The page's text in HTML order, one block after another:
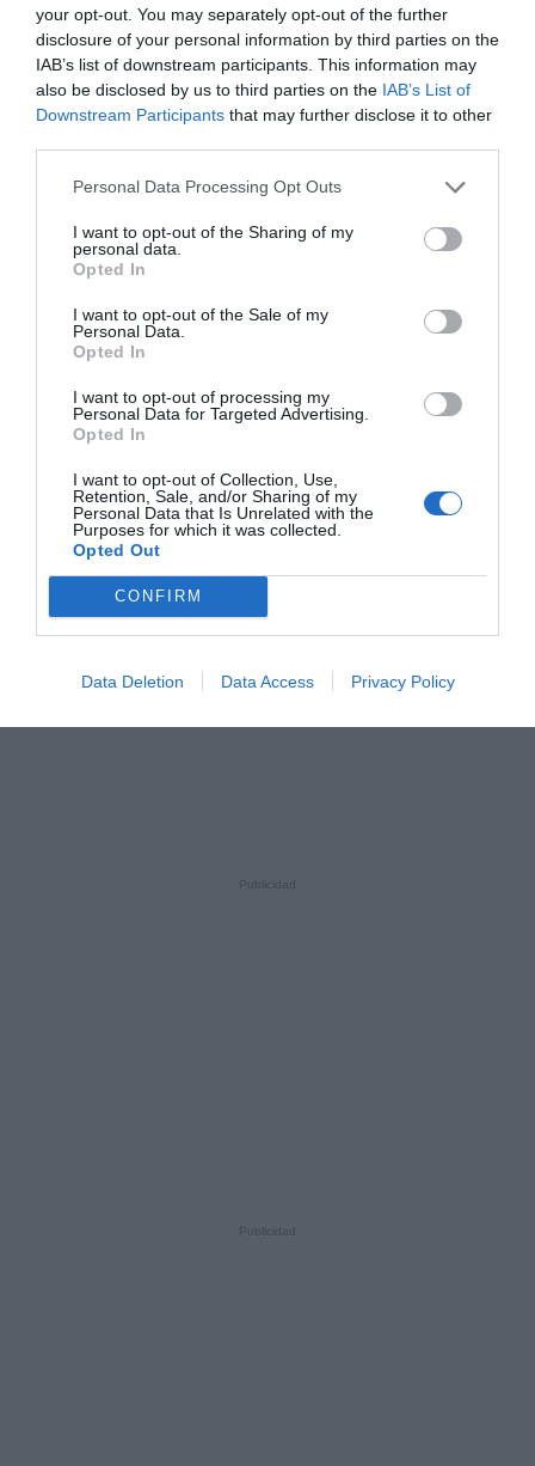
your opt-out. You may separately opt-out of the further
disclosure of your personal information by third parties on the
IAB’s list of downstream participants. This information may
also be disclosed by us to third parties on the IAB’s List of
Downstream Participants that may further disclose it to other
Personal Data Processing Opt Outs
I want to opt-out of the Sharing of my
personal data.
Opted In
I want to opt-out of the Sale of my
Personal Data.
Opted In
I want to opt-out of processing my
Personal Data for Targeted Advertising.
Opted In
I want to opt-out of Collection, Use,
Retention, Sale, and/or Sharing of my
Personal Data that Is Unrelated with the
Purposes for which it was collected.
Opted Out
CONFIRM
Data Deletion Data Access Privacy Policy